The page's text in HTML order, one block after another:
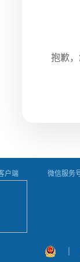
抱歉
户端 微信服务